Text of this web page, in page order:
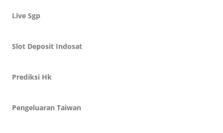
Live Sgp
Slot Deposit Indosat
Prediksi Hk
Pengeluaran Taiwan